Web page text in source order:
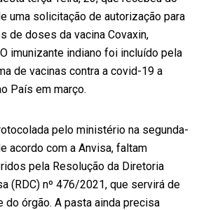
uma solicitação de autorização para
de doses da vacina Covaxin,
imunizante indiano foi incluído pela
de vacinas contra a covid-19 a
País em março.
pelo ministério na segunda-
acordo com a Anvisa, faltam
pela Resolução da Diretoria
(RDC) nº 476/2021, que servirá de
do órgão. A pasta ainda precisa